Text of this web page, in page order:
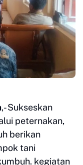
,- Sukseskan
peternakan,
berikan
tani
kegiatan